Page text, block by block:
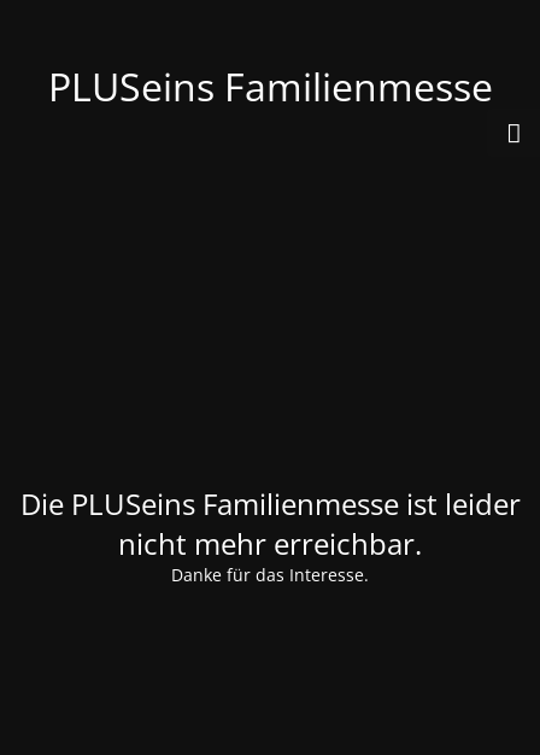
PLUSeins Familienmesse
Die PLUSeins Familienmesse ist leider
nicht mehr erreichbar.
Danke für das Interesse.